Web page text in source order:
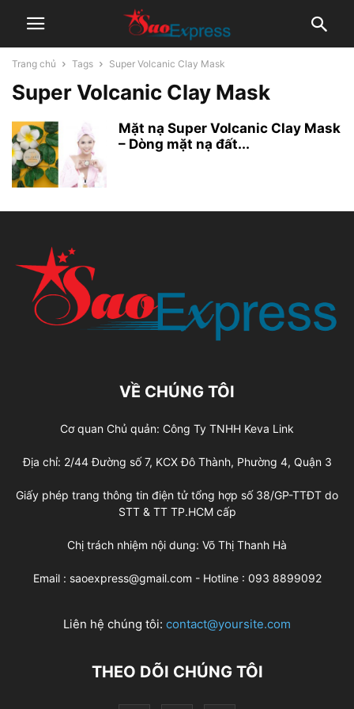
Trang chủ Tags Super Volcanic Clay Mask
Super Volcanic Clay Mask
Mặt nạ Super Volcanic Clay Mask
– Dòng mặt nạ đất...
VỀ CHÚNG TÔI
Cơ quan Chủ quản: Công Ty TNHH Keva Link
Địa chỉ: 2/44 Đường số 7, KCX Đô Thành, Phường 4, Quận 3
Giấy phép trang thông tin điện tử tổng hợp số 38/GP-TTĐT do
STT & TT TP.HCM cấp
Chị trách nhiệm nội dung: Võ Thị Thanh Hà
Email : saoexpress@gmail.com - Hotline : 093 8899092
Liên hệ chúng tôi: contact@yoursite.com
THEO DÕI CHÚNG TÔI